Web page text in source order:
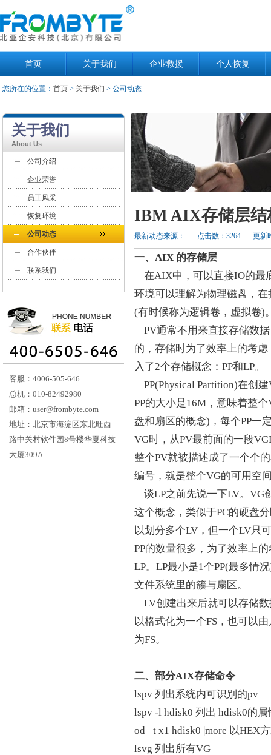
首页 关于我们 企业救援 个人恢复
您所在的位置： 首页> 关于我们 > 公司动态
关于我们
About Us
公司介绍
企业荣誉
员工风采
恢复环境
公司动态
合作伙伴
联系我们
客服：4006-505-646
总机：010-82492980
邮箱：user@frombyte.com
地址：北京市海淀区东北旺西
路中关村软件园8号楼华夏科技
大厦309A
IBM AIX存储层结
最新动态来源： 点击数：3264 更新
一、AIX 的存储层
在AIX中，可以直接IO的最
环境可以理解为物理磁盘，
(有时候称为逻辑卷，虚拟卷)
PV通常不用来直接存储数
的，存储时为了效率上的考
入了2个存储概念：PP和LP。
PP(Physical Partition)在创
PP的大小是16M，意味着整
盘和扇区的概念)，每个PP一
VG时，从PV最前面的一段
整个PV就被描述成了一个个
编号，就是整个VG的可用空
谈LP之前先说一下LV。VG
这个概念，类似于PC的硬盘
以划分多个LV，但一个LV只
PP的数量很多，为了效率上
LP。LP最小是1个PP(最多情
文件系统里的簇与扇区。
LV创建出来后就可以存储数
以格式化为一个FS，也可以
为FS。
二、部分AIX存储命令
lspv 列出系统内可识别的pv
lspv -l hdisk0 列出 hdisk0的属
od –t x1 hdisk0 |more 以HEX
lsvg 列出所有VG